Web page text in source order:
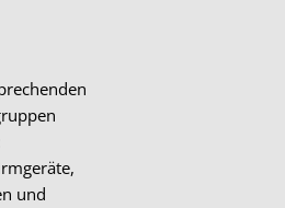
und